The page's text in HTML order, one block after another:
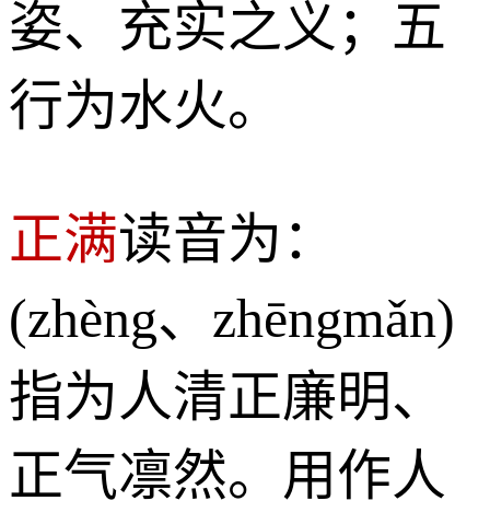
姿、充实之义；五
行为水火。
正满读音为：
(zhèng、zhēngmǎn)
指为人清正廉明、
正气凛然。用作人